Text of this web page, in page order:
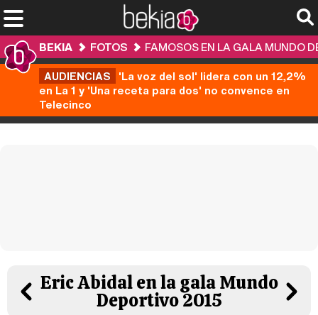
BEKIA FOTOS
FAMOSOS EN LA GALA MUNDO
AUDIENCIAS 'La voz del sol' lidera con un 12,2%
en La 1 y 'Una receta para dos' no convence en
Telecinco
Eric Abidal en la gala Mundo
Deportivo 2015